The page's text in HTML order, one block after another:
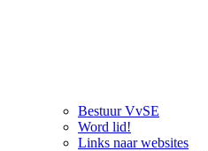
Bestuur VvSE
Word lid!
Links naar websites